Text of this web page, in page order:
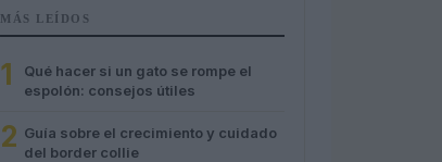
MÁS LEÍDOS
1
Qué hacer si un gato se rompe el
espolón: consejos útiles
2 Guía sobre el crecimiento y cuidado
del border collie